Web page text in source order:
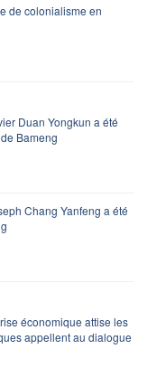
de colonialisme en
Duan Yongkun a été
Bameng
Chang Yanfeng a été
économique attise les
appellent au dialogue